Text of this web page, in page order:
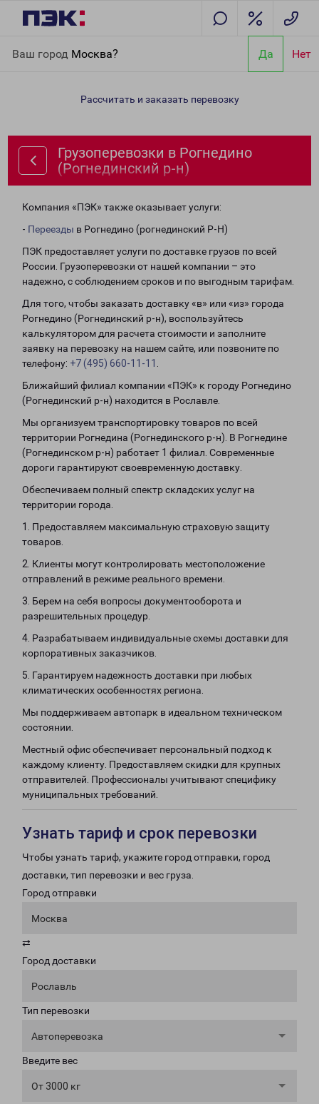
Ваш город Москва? Да Нет
(Рогнединский р-н)
Рассчитать и заказать перевозку
Грузоперевозки в Рогнедино
(Рогнединский р-н)
Компания «ПЭК» также оказывает услуги:
- Переезды в Рогнедино (рогнединский Р-Н)
ПЭК предоставляет услуги по доставке грузов по всей
России. Грузоперевозки от нашей компании – это
надежно, с соблюдением сроков и по выгодным тарифам.
Для того, чтобы заказать доставку «в» или «из» города
Рогнедино (Рогнединский р-н), воспользуйтесь
калькулятором для расчета стоимости и заполните
заявку на перевозку на нашем сайте, или позвоните по
телефону: +7 (495) 660-11-11
Ближайший филиал компании «ПЭК» к городу Рогнедино
(Рогнединский р-н) находится в Рославле.
Мы организуем транспортировку товаров по всей
территории Рогнедина (Рогнединского р-н). В Рогнедине
(Рогнединском р-н) работает 1 филиал. Современные
дороги гарантируют своевременную доставку.
Обеспечиваем полный спектр складских услуг на
территории города.
1. Предоставляем максимальную страховую защиту
товаров.
2. Клиенты могут контролировать местоположение
отправлений в режиме реального времени.
3. Берем на себя вопросы документооборота и
разрешительных процедур.
4. Разрабатываем индивидуальные схемы доставки для
корпоративных заказчиков.
5. Гарантируем надежность доставки при любых
климатических особенностях региона.
Мы поддерживаем автопарк в идеальном техническом
состоянии.
Местный офис обеспечивает персональный подход к
каждому клиенту. Предоставляем скидки для крупных
отправителей. Профессионалы учитывают специфику
муниципальных требований.
Узнать тариф и срок перевозки
Чтобы узнать тариф, укажите город отправки, город
доставки, тип перевозки и вес груза.
Город отправки
Москва
⇄
Город доставки
Рославль
Тип перевозки
Автоперевозка
Введите вес
От 3000 кг